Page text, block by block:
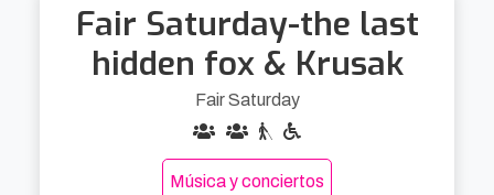
Fair Saturday-the last
hidden fox & Krusak
Fair Saturday
Música y conciertos